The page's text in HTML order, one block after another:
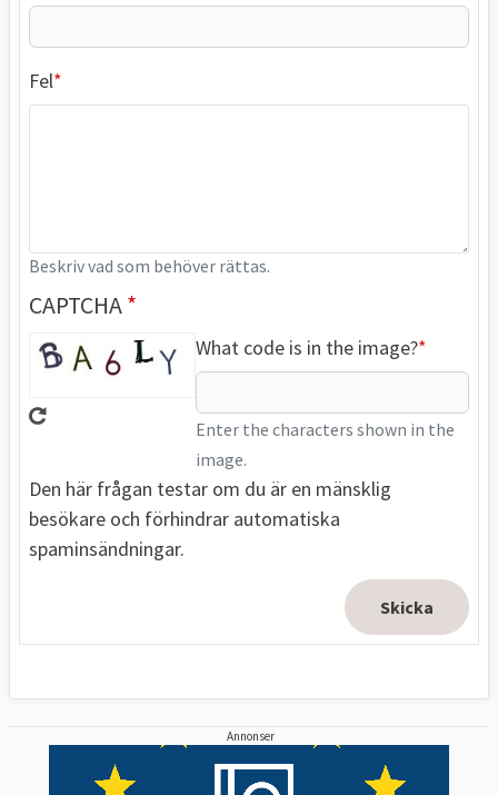
Fel
Beskriv vad som behöver rättas.
CAPTCHA
What code is in the image?
Enter the characters shown in the
image.
Den här frågan testar om du är en mänsklig
besökare och förhindrar automatiska
spaminsändningar.
Annonser